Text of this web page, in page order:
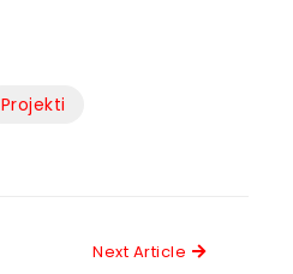
Projekti
Previous ArticleNext Article Next